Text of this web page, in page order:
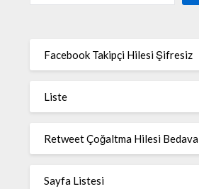
Facebook Takipçi Hilesi Şifresiz
Liste
Retweet Çoğaltma Hilesi Bedava
Sayfa Listesi